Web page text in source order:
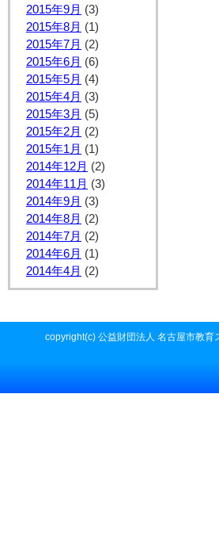
2015年9月 (3)
2015年8月 (1)
2015年7月 (2)
2015年6月 (6)
2015年5月 (4)
2015年4月 (3)
2015年3月 (5)
2015年2月 (2)
2015年1月 (1)
2014年12月 (2)
2014年11月 (3)
2014年9月 (3)
2014年8月 (2)
2014年7月 (2)
2014年6月 (1)
2014年4月 (2)
copyright(c) 公益財団法人 名古屋市教育